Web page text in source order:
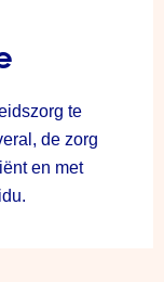
te
de zorg
en met